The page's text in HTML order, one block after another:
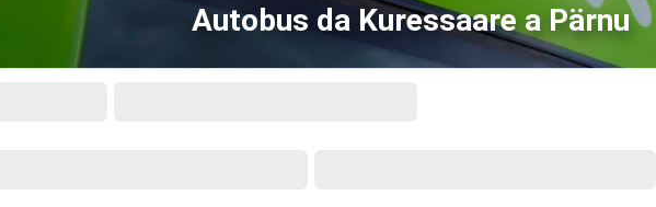
Autobus da Kuressaare a Pärnu